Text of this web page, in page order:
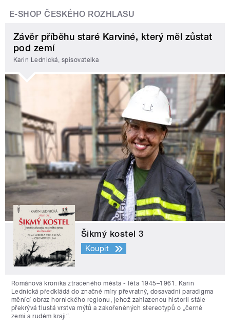
E-SHOP ČESKÉHO ROZHLASU
Závěr příběhu staré Karviné, který měl zůstat
pod zemí
Karin Lednická, spisovatelka
Šikmý kostel 3
Koupit
Románová kronika ztraceného města - léta 1945–1961. Karin
Lednická předkládá do značné míry převratný, dosavadní paradigma
měnící obraz hornického regionu, jehož zahlazenou historii stále
překrývá tlustá vrstva mýtů a zakořeněných stereotypů o „černé
zemi a rudém kraji“.